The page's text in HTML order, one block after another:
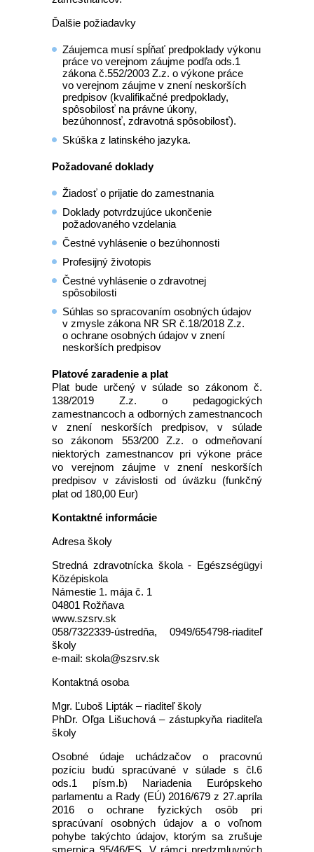
Ďalšie požiadavky
Záujemca musí spĺňať predpoklady výkonu
práce vo verejnom záujme podľa ods.1
zákona č.552/2003 Z.z. o výkone práce
vo verejnom záujme v znení neskorších
predpisov (kvalifikačné predpoklady,
spôsobilosť na právne úkony,
bezúhonnosť, zdravotná spôsobilosť).
Skúška z latinského jazyka.
Požadované doklady
Žiadosť o prijatie do zamestnania
Doklady potvrdzujúce ukončenie
požadovaného vzdelania
Čestné vyhlásenie o bezúhonnosti
Profesijný životopis
Čestné vyhlásenie o zdravotnej
spôsobilosti
Súhlas so spracovaním osobných údajov
v zmysle zákona NR SR č.18/2018 Z.z.
o ochrane osobných údajov v znení
neskorších predpisov
Platové zaradenie a plat
Plat bude určený v súlade so zákonom č.
138/2019 Z.z. o pedagogických
zamestnancoch a odborných zamestnancoch
v znení neskorších predpisov, v súlade
so zákonom 553/200 Z.z. o odmeňovaní
niektorých zamestnancov pri výkone práce
vo verejnom záujme v znení neskorších
predpisov v závislosti od úväzku (funkčný
plat od 180,00 Eur)
Kontaktné informácie
Adresa školy
Stredná zdravotnícka škola - Egészségügyi
Középiskola
Námestie 1. mája č. 1
04801 Rožňava
www.szsrv.sk
058/7322339-ústredňa, 0949/654798-riaditeľ
školy
e-mail: skola@szsrv.sk
Kontaktná osoba
Mgr. Ľuboš Lipták – riaditeľ školy
PhDr. Oľga Lišuchová – zástupkyňa riaditeľa
školy
Osobné údaje uchádzačov o pracovnú
pozíciu budú spracúvané v súlade s čl.6
ods.1 písm.b) Nariadenia Európskeho
parlamentu a Rady (EÚ) 2016/679 z 27.apríla
2016 o ochrane fyzických osôb pri
spracúvaní osobných údajov a o voľnom
pohybe takýchto údajov, ktorým sa zrušuje
smernica 95/46/ES. V rámci predzmluvných